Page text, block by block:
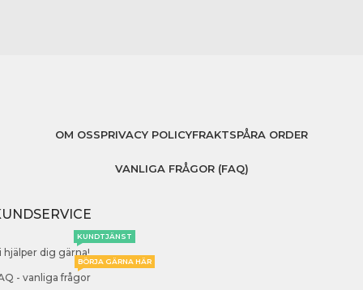
OM OSSPRIVACY POLICYFRAKTSPÅRA ORDER
VANLIGA FRÅGOR (FAQ)
hjälper dig gärna!
KUNDTJÄNST
- vanliga frågor
BÖRJA GÄRNA HÄR